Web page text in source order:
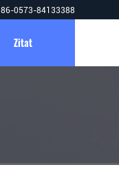
86-0573-84133388
Zitat